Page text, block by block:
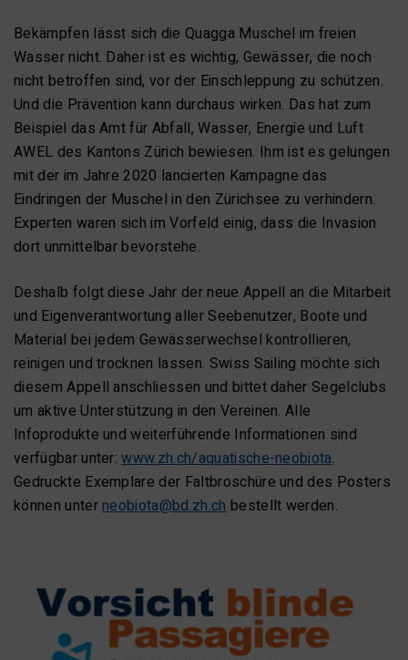
Bekämpfen lässt sich die Quagga Muschel im freien
Wasser nicht. Daher ist es wichtig, Gewässer, die noch
nicht betroffen sind, vor der Einschleppung zu schützen.
Und die Prävention kann durchaus wirken. Das hat zum
Beispiel das Amt für Abfall, Wasser, Energie und Luft
AWEL des Kantons Zürich bewiesen. Ihm ist es gelungen
mit der im Jahre 2020 lancierten Kampagne das
Eindringen der Muschel in den Zürichsee zu verhindern.
Experten waren sich im Vorfeld einig, dass die Invasion
dort unmittelbar bevorstehe.
Deshalb folgt diese Jahr der neue Appell an die Mitarbeit
und Eigenverantwortung aller Seebenutzer, Boote und
Material bei jedem Gewässerwechsel kontrollieren,
reinigen und trocknen lassen. Swiss Sailing möchte sich
diesem Appell anschliessen und bittet daher Segelclubs
um aktive Unterstützung in den Vereinen. Alle
Infoprodukte und weiterführende Informationen sind
verfügbar unter:www.zh.ch/aquatische-neobiota.
Gedruckte Exemplare der Faltbroschüre und des Posters
können unterneobiota@bd.zh.ch bestellt werden.